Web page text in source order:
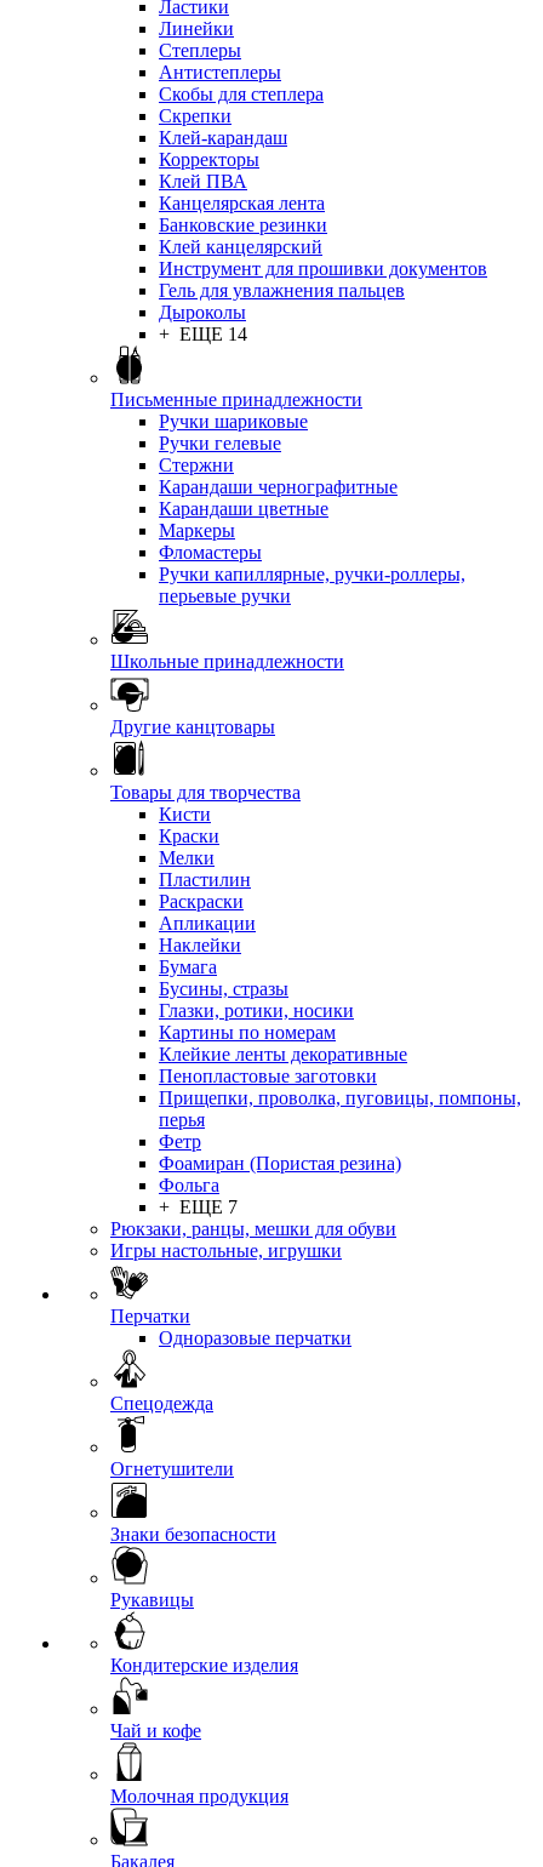
Ластики
Линейки
Степлеры
Антистеплеры
Скобы для степлера
Скрепки
Клей-карандаш
Корректоры
Клей ПВА
Канцелярская лента
Банковские резинки
Клей канцелярский
Инструмент для прошивки документов
Гель для увлажнения пальцев
Дыроколы
+ ЕЩЕ 14
Письменные принадлежности
Ручки шариковые
Ручки гелевые
Стержни
Карандаши чернографитные
Карандаши цветные
Маркеры
Фломастеры
Ручки капиллярные, ручки-роллеры,
перьевые ручки
Школьные принадлежности
Другие канцтовары
Товары для творчества
Кисти
Краски
Мелки
Пластилин
Раскраски
Апликации
Наклейки
Бумага
Бусины, стразы
Глазки, ротики, носики
Картины по номерам
Клейкие ленты декоративные
Пенопластовые заготовки
Прищепки, проволка, пуговицы, помпоны,
перья
Фетр
Фоамиран (Пористая резина)
Фольга
+ ЕЩЕ 7
Рюкзаки, ранцы, мешки для обуви
Игры настольные, игрушки
Перчатки
Одноразовые перчатки
Спецодежда
Огнетушители
Знаки безопасности
Рукавицы
Кондитерские изделия
Чай и кофе
Молочная продукция
Бакалея